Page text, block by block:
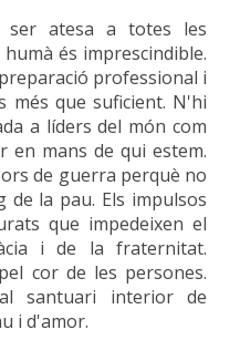
ser atesa a totes les
és imprescindible.
professional i
més que suficient. N'hi
a líders del món com
en mans de qui estem.
de guerra perquè no
de la pau. Els impulsos
que impedeixen el
i de la fraternitat.
cor de les persones.
santuari interior de
i d'amor.